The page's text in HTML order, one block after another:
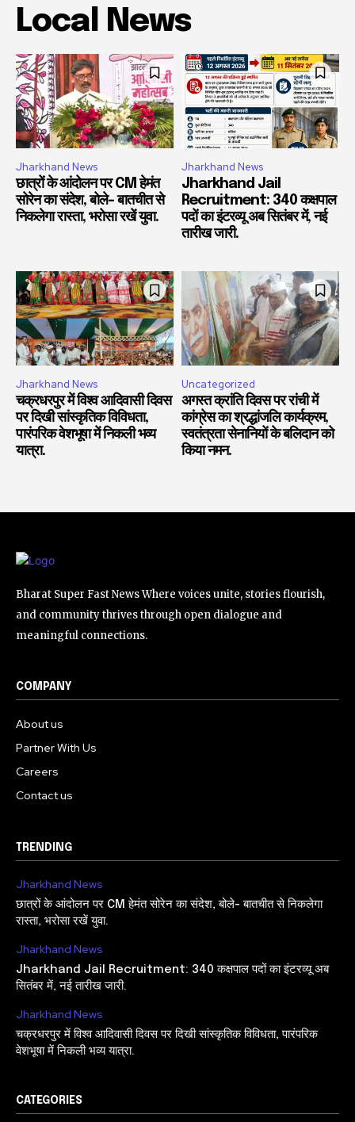
Local News
Jharkhand News
छात्रों के आंदोलन पर CM हेमंत
सोरेन का संदेश, बोले- बातचीत से
निकलेगा रास्ता, भरोसा रखें युवा.
Jharkhand News
Jharkhand Jail
Recruitment: 340 कक्षपाल
पदों का इंटरव्यू अब सितंबर में, नई
तारीख जारी.
Jharkhand News
चक्रधरपुर में विश्व आदिवासी दिवस
पर दिखी सांस्कृतिक विविधता,
पारंपरिक वेशभूषा में निकली भव्य
यात्रा.
Uncategorized
अगस्त क्रांति दिवस पर रांची में
कांग्रेस का श्रद्धांजलि कार्यक्रम,
स्वतंत्रता सेनानियों के बलिदान को
किया नमन.
Bharat Super Fast News Where voices unite, stories flourish,
and community thrives through open dialogue and
meaningful connections.
COMPANY
About us
Partner With Us
Careers
Contact us
TRENDING
Jharkhand News
छात्रों के आंदोलन पर CM हेमंत सोरेन का संदेश, बोले- बातचीत से निकलेगा
रास्ता, भरोसा रखें युवा.
Jharkhand News
Jharkhand Jail Recruitment: 340 कक्षपाल पदों का इंटरव्यू अब
सितंबर में, नई तारीख जारी.
Jharkhand News
चक्रधरपुर में विश्व आदिवासी दिवस पर दिखी सांस्कृतिक विविधता, पारंपरिक
वेशभूषा में निकली भव्य यात्रा.
CATEGORIES